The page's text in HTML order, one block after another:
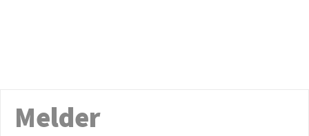
Melder